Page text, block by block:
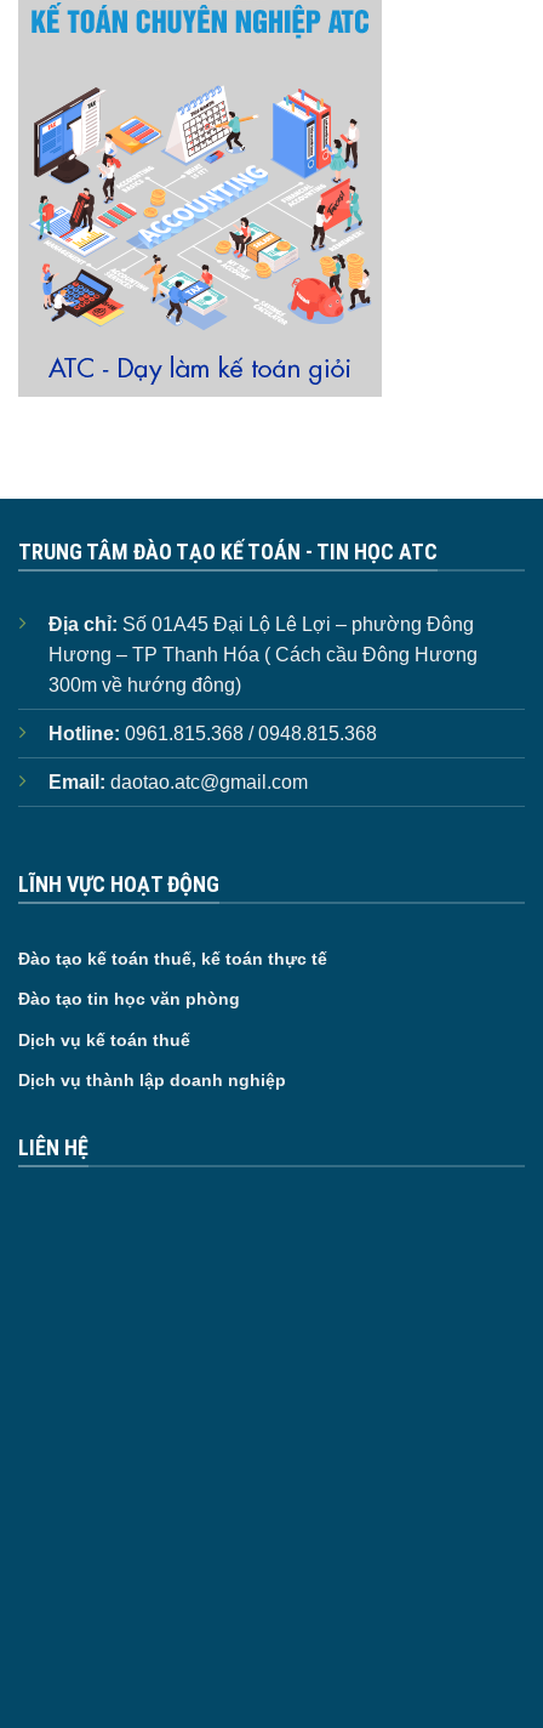
TRUNG TÂM ĐÀO TẠO KẾ TOÁN - TIN HỌC ATC
Địa chỉ: Số 01A45 Đại Lộ Lê Lợi – phường Đông
Hương – TP Thanh Hóa ( Cách cầu Đông Hương
300m về hướng đông)
Hotline: 0961.815.368 / 0948.815.368
Email: daotao.atc@gmail.com
LĨNH VỰC HOẠT ĐỘNG
Đào tạo kế toán thuế, kế toán thực tế
Đào tạo tin học văn phòng
Dịch vụ kế toán thuế
Dịch vụ thành lập doanh nghiệp
LIÊN HỆ